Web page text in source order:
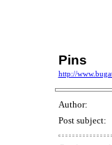
Pins
http://
Author:
Post subject: